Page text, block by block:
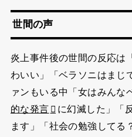
世間の声
炎上事件後の世間の反応は
わいい」「ベラソニはまじ
ァンもいる中「女はみんな
的な発言
に幻滅した」「
ます」「社会の勉強してる